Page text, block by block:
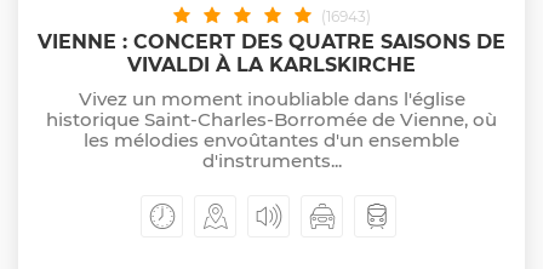
(16943)
VIENNE : CONCERT DES QUATRE SAISONS DE
VIVALDI À LA KARLSKIRCHE
Vivez un moment inoubliable dans l'église
historique Saint-Charles-Borromée de Vienne, où
les mélodies envoûtantes d'un ensemble
d'instruments...